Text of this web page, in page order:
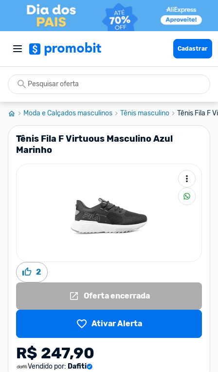
Cadastrar
Moda e Calçados masculinos Tênis masculino Tênis Fila F
Tênis Fila F Virtuous Masculino Azul
Marinho
2
Oferta encerrada
Ativar Alerta
R$ 247,90
Vendido por: Dafiti